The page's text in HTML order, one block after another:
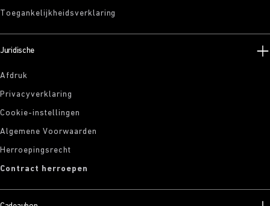
Toegankelijkheidsverklaring
Juridische
Afdruk
Privacyverklaring
Cookie-instellingen
Algemene Voorwaarden
Herroepingsrecht
Contract herroepen